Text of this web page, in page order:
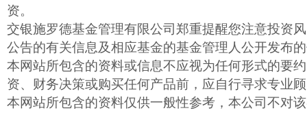
资。
交银施罗德基金管理有限公司郑重提醒您注意投资
公告的有关信息及相应基金的基金管理人公开发布
本网站所包含的资料或信息不应视为任何形式的要
资、财务决策或购买任何产品前，应自行寻求专业
本网站所包含的资料仅供一般性参考，本公司不对